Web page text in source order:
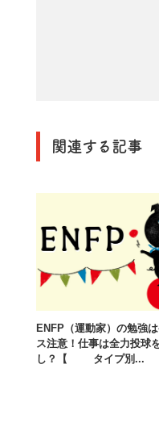
関連する記事
ENFP（運動家）の勉強
ス注意！仕事は全力投球
し？【16タイプ別...